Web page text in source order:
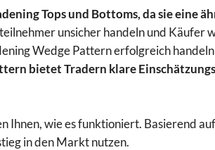
Tops und Bottoms, da sie eine
unsicher handeln und Käufer
Wedge Pattern erfolgreich
bietet Tradern klare
Ihnen, wie es funktioniert. Basierend
in den Markt nutzen.